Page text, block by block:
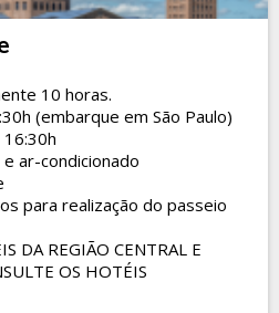
10 horas.
(embarque em São Paulo)
16:30h
ar-condicionado
para realização do passeio
DA REGIÃO CENTRAL E
OS HOTÉIS